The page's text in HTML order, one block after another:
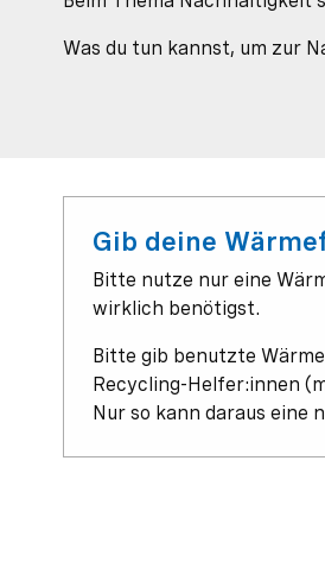
Was du tun kannst, um zur
Gib deine
Bitte nutze nur eine
wirklich benötigst.
Bitte gib benutzte
Recycling-Helfer:innen
Nur so kann daraus eine